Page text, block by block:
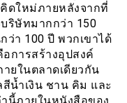
ดใหม่ภายหลังจากที่
ริษัทมากกว่า 150
า 100 ปี พวกเขาได้
การสร้างอุปสงค์
ยในตลาดเดียวกัน
สีน้ำเงิน ชาน คิม และ
นี้ภายในหนังสือของ